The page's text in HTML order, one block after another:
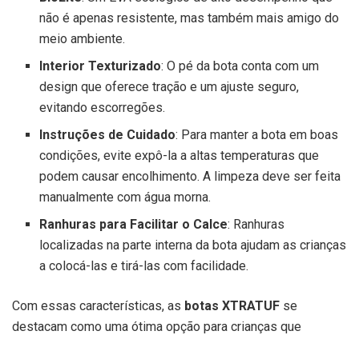
não é apenas resistente, mas também mais amigo do
meio ambiente.
Interior Texturizado: O pé da bota conta com um
design que oferece tração e um ajuste seguro,
evitando escorregões.
Instruções de Cuidado: Para manter a bota em boas
condições, evite expô-la a altas temperaturas que
podem causar encolhimento. A limpeza deve ser feita
manualmente com água morna.
Ranhuras para Facilitar o Calce: Ranhuras
localizadas na parte interna da bota ajudam as crianças
a colocá-las e tirá-las com facilidade.
Com essas características, as botas XTRATUF se
destacam como uma ótima opção para crianças que